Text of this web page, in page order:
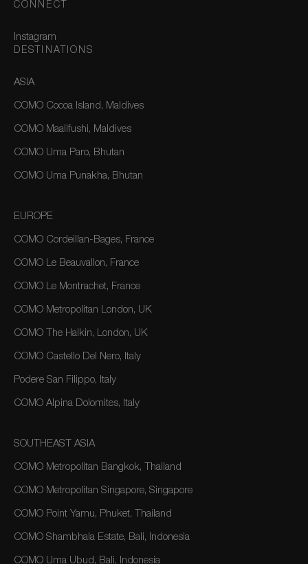
CONNECT
Instagram
DESTINATIONS
ASIA
COMO Cocoa Island, Maldives
COMO Maalifushi, Maldives
COMO Uma Paro, Bhutan
COMO Uma Punakha, Bhutan
EUROPE
COMO Cordeillan-Bages, France
COMO Le Beauvallon, France
COMO Le Montrachet, France
COMO Metropolitan London, UK
COMO The Halkin, London, UK
COMO Castello Del Nero, Italy
Podere San Filippo, Italy
COMO Alpina Dolomites, Italy
SOUTHEAST ASIA
COMO Metropolitan Bangkok, Thailand
COMO Metropolitan Singapore, Singapore
COMO Point Yamu, Phuket, Thailand
COMO Shambhala Estate, Bali, Indonesia
COMO Uma Ubud, Bali, Indonesia